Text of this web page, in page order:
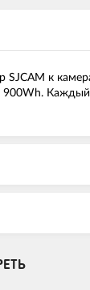
SJCAM к
900Wh. Каждый